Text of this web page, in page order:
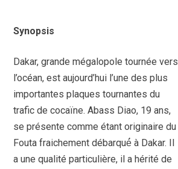
Synopsis
Dakar, grande mégalopole tournée vers
l’océan, est aujourd’hui l’une des plus
importantes plaques tournantes du
trafic de cocaïne. Abass Diao, 19 ans,
se présente comme étant originaire du
Fouta fraichement débarqué́ à Dakar. Il
a une qualité particulière, il a hérité de